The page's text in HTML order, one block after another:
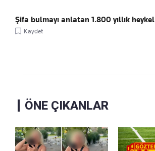
Şifa bulmayı anlatan 1.800 yıllık heykel
Kaydet
ÖNE ÇIKANLAR